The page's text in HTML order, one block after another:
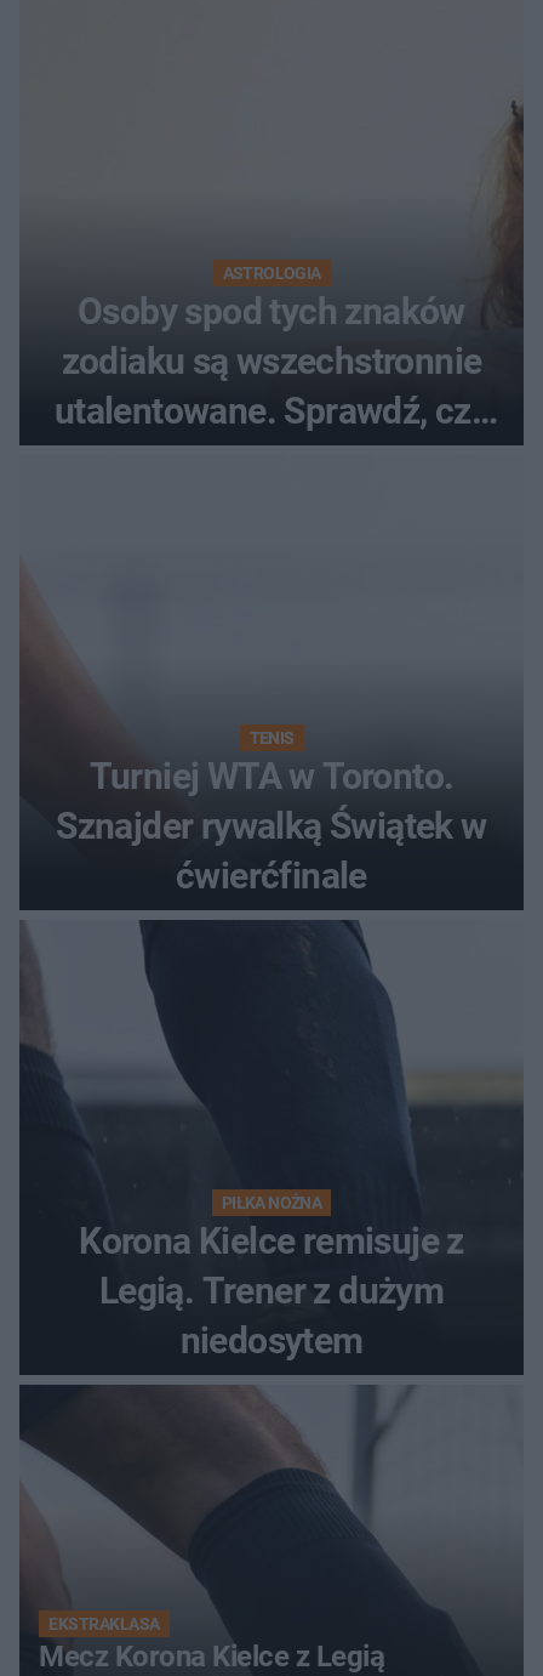
ASTROLOGIA
Osoby spod tych znaków
zodiaku są wszechstronnie
utalentowane. Sprawdź, czy
TENIS
Turniej WTA w Toronto.
Sznajder rywalką Świątek w
ćwierćfinale
PIŁKA NOŻNA
Korona Kielce remisuje z
Legią. Trener z dużym
niedosytem
EKSTRAKLASA
Mecz Korona Kielce z Legią